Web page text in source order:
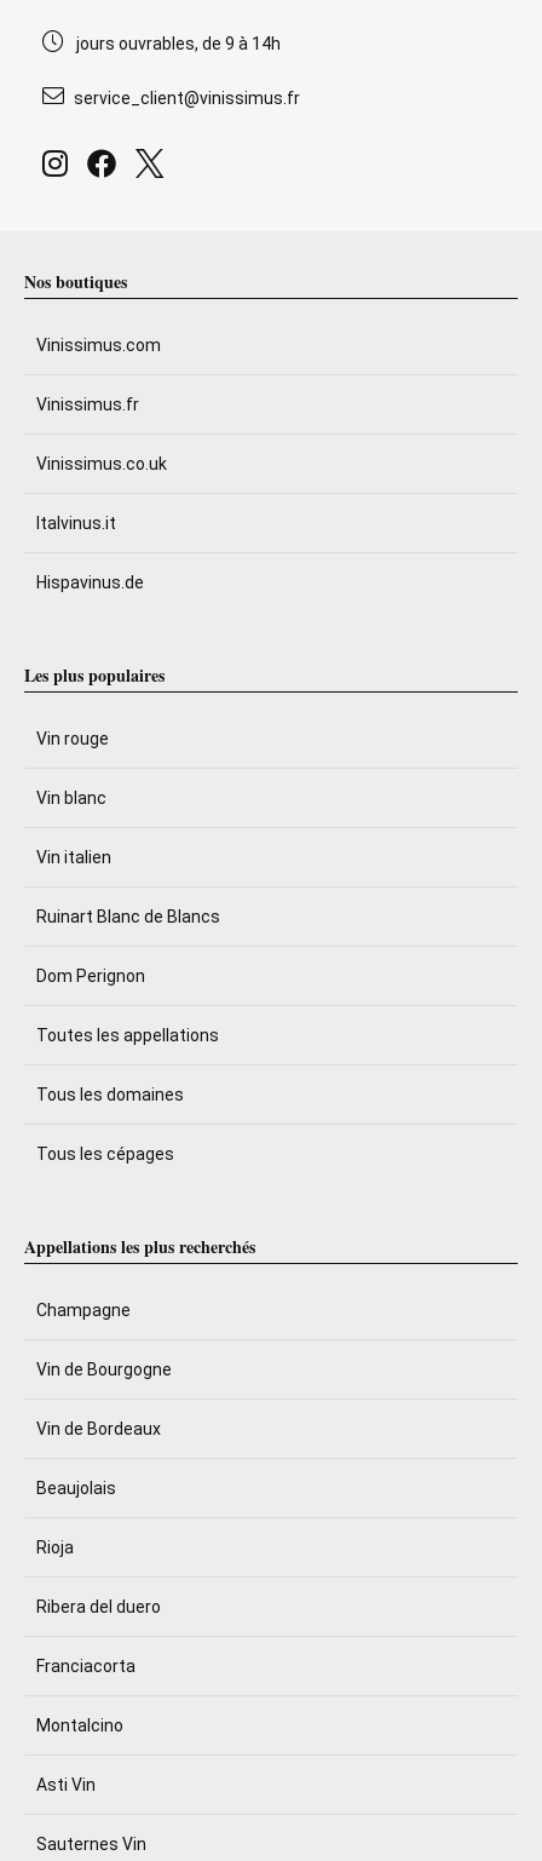
jours ouvrables, de 9 à 14h
service_client@vinissimus.fr
Nos boutiques
Vinissimus.com
Vinissimus.fr
Vinissimus.co.uk
Italvinus.it
Hispavinus.de
Les plus populaires
Vin rouge
Vin blanc
Vin italien
Ruinart Blanc de Blancs
Dom Perignon
Toutes les appellations
Tous les domaines
Tous les cépages
Appellations les plus recherchés
Champagne
Vin de Bourgogne
Vin de Bordeaux
Beaujolais
Rioja
Ribera del duero
Franciacorta
Montalcino
Asti Vin
Sauternes Vin